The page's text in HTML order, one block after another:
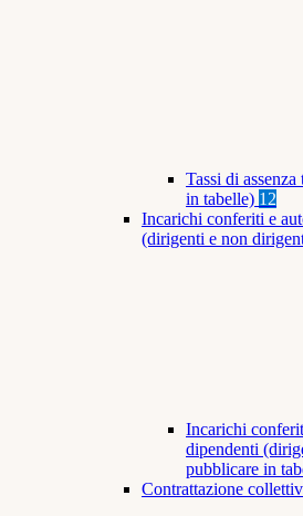
Tassi di
in tabelle) 12
Incarichi conferiti e
(dirigenti e non
Incarichi
dipendenti
pubblicare in
Contrattazione